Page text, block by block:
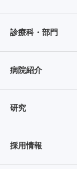
診療科・部門
病院紹介
研究
採用情報